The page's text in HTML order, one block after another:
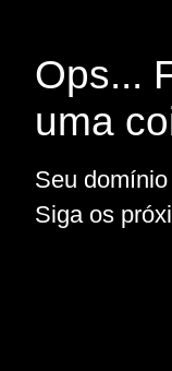
Ops...
uma
Seu
Siga os